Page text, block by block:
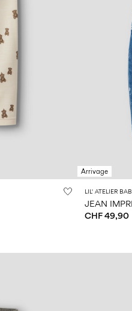
Arrivage
LIL' ATELIER
JEAN
CHF 49,90